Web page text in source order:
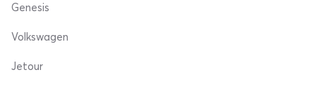
Genesis
Volkswagen
Jetour